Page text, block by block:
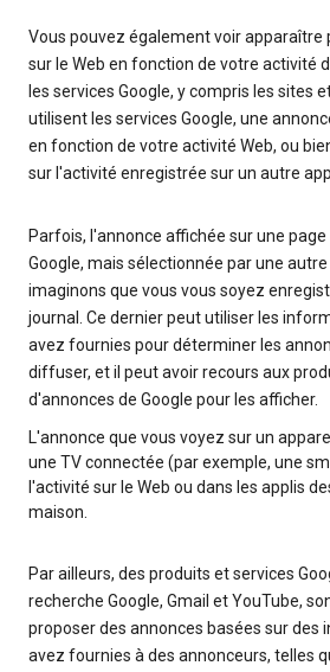
Vous pouvez également voir apparaître
sur le Web en fonction de votre activité
les services Google, y compris les sites
utilisent les services Google, une
en fonction de votre activité Web, ou
sur l'activité enregistrée sur un autre
Parfois, l'annonce affichée sur une
Google, mais sélectionnée par une
imaginons que vous vous soyez
journal. Ce dernier peut utiliser les
avez fournies pour déterminer les
diffuser, et il peut avoir recours aux
d'annonces de Google pour les afficher.
L'annonce que vous voyez sur un
une TV connectée (par exemple, une
l'activité sur le Web ou dans les applis
maison.
Par ailleurs, des produits et services
recherche Google, Gmail et YouTube,
proposer des annonces basées sur des
avez fournies à des annonceurs, telles